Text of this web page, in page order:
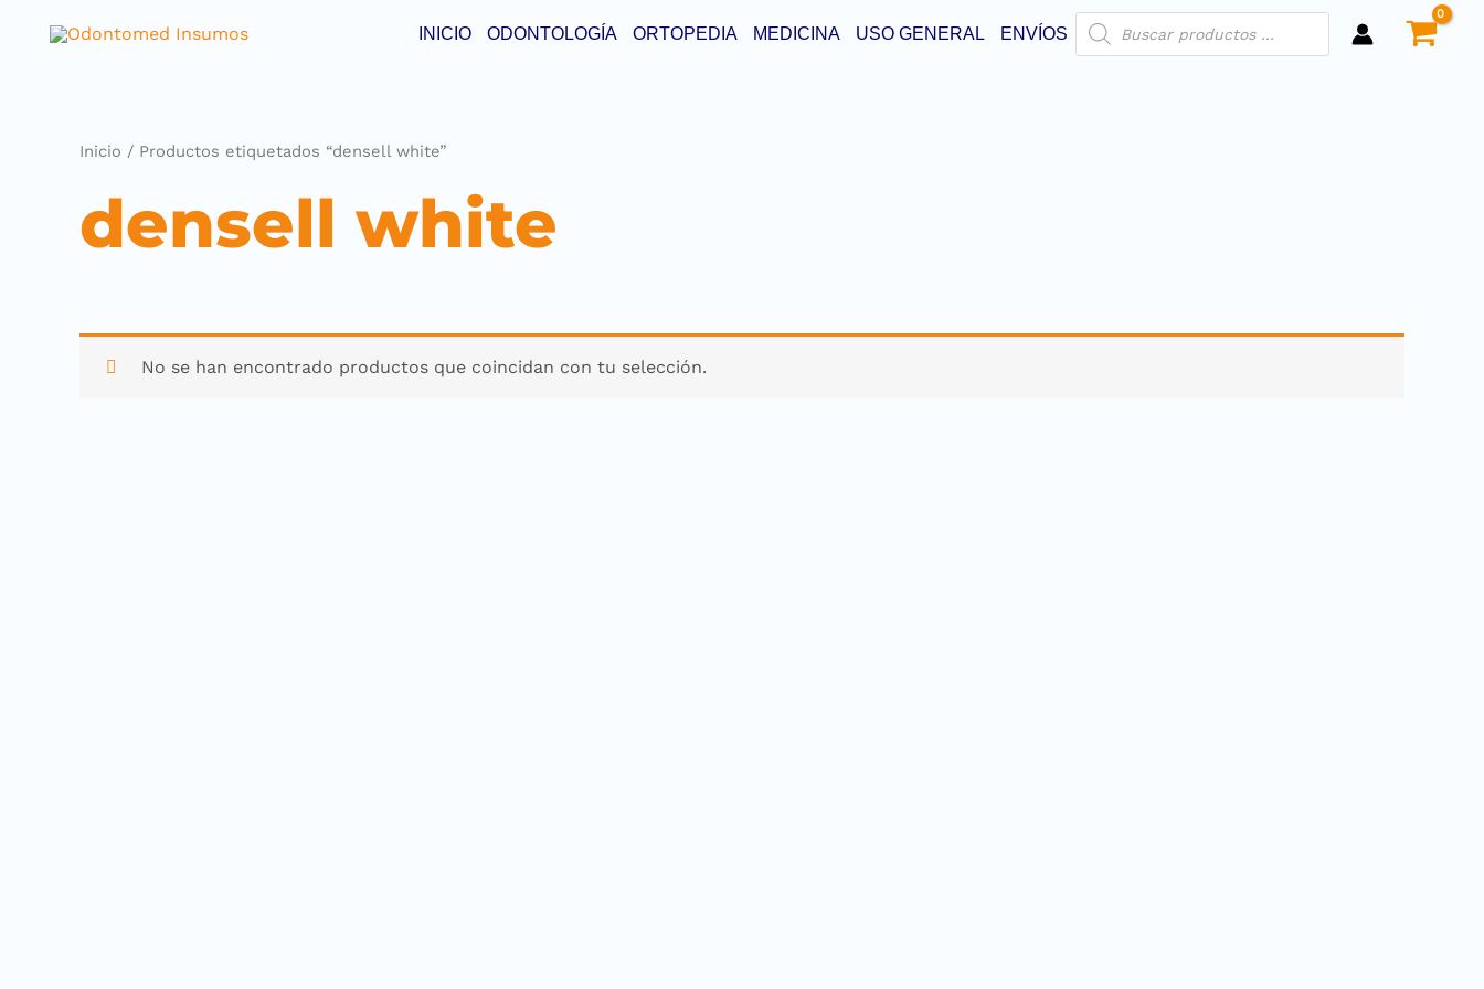
INICIO ODONTOLOGÍA ORTOPEDIA MEDICINA USO GENERAL ENVÍOS
Inicio / Productos etiquetados “densell white”
densell white
No se han encontrado productos que coincidan con tu selección.